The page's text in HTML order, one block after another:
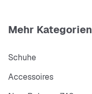
Mehr Kategorien
Schuhe
Accessoires